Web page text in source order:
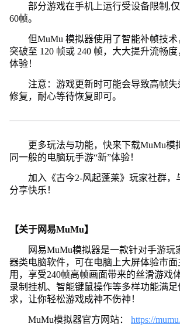
部分游戏在手机上运行受设备限制,
60帧。
但MuMu 模拟器使用了智能补帧技
突破至 120 帧或 240 帧，大大提升流畅
体验！
注意：游戏更新时可能会导致高帧
修复，耐心等待恢复即可。
更多玩法与功能，快来下载MuMu模
同一般的电脑玩手游“新”体验！
加入《古今2-风起蓬莱》玩家社群，
分享快乐！
【关于网易MuMu】
网易MuMu模拟器是一款针对手游玩
器类电脑软件，可在电脑上大屏体验市
用，享受240帧高帧画面带来的丝滑游戏
录制挂机、智能键鼠操作等多样功能满
求，让你轻松游戏成神不伤神！
MuMu模拟器官方网站： https://